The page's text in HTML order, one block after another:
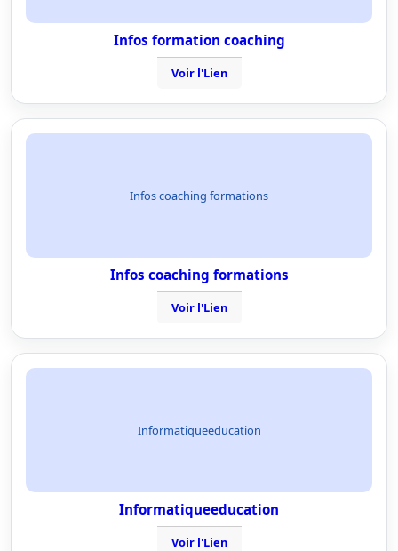
Infos formation coaching
Voir l'Lien
Infos coaching formations
Infos coaching formations
Voir l'Lien
Informatiqueeducation
Informatiqueeducation
Voir l'Lien